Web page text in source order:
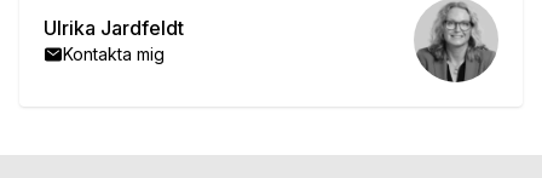
Ulrika Jardfeldt
Kontakta mig